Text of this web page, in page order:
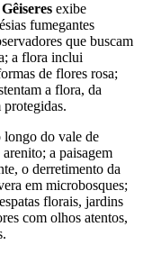
exibe
fumegantes
que buscam
a flora inclui
de flores rosa;
a flora, da
protegidas.
longo do vale de
a paisagem
o derretimento da
em microbosques;
florais, jardins
com olhos atentos,